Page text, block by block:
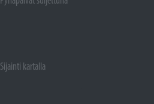
Sijainti kartalla